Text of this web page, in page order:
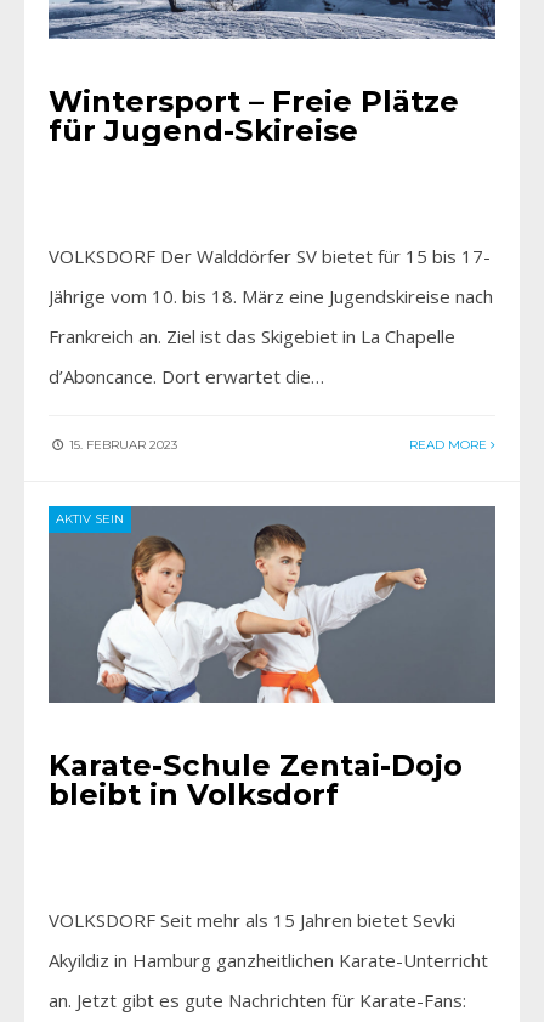
Wintersport – Freie Plätze
für Jugend-Skireise
VOLKSDORF Der Walddörfer SV bietet für 15 bis 17-
Jährige vom 10. bis 18. März eine Jugendskireise nach
Frankreich an. Ziel ist das Skigebiet in La Chapelle
d’Aboncance. Dort erwartet die…
15. FEBRUAR 2023 READ MORE
AKTIV SEIN
Karate-Schule Zentai-Dojo
bleibt in Volksdorf
VOLKSDORF Seit mehr als 15 Jahren bietet Sevki
Akyildiz in Hamburg ganzheitlichen Karate-Unterricht
an. Jetzt gibt es gute Nachrichten für Karate-Fans: